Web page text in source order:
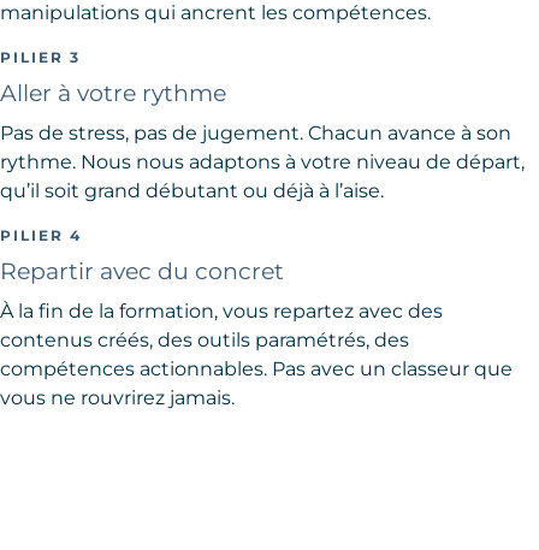
manipulations qui ancrent les compétences.
PILIER 3
Aller à votre rythme
Pas de stress, pas de jugement. Chacun avance à son
rythme. Nous nous adaptons à votre niveau de départ,
qu’il soit grand débutant ou déjà à l’aise.
PILIER 4
Repartir avec du concret
À la fin de la formation, vous repartez avec des
contenus créés, des outils paramétrés, des
compétences actionnables. Pas avec un classeur que
vous ne rouvrirez jamais.